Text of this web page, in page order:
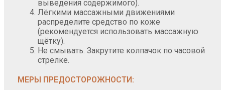
выведения содержимого).
Лёгкими массажными движениями
распределите средство по коже
(рекомендуется использовать массажную
щётку).
Не смывать. Закрутите колпачок по часовой
стрелке.
МЕРЫ ПРЕДОСТОРОЖНОСТИ: